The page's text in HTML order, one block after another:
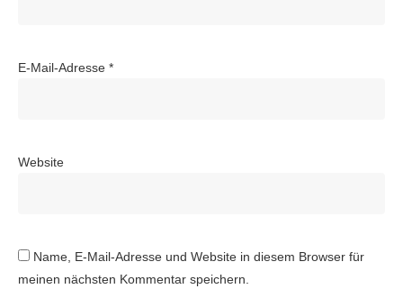
E-Mail-Adresse *
Website
Name, E-Mail-Adresse und Website in diesem Browser für
meinen nächsten Kommentar speichern.